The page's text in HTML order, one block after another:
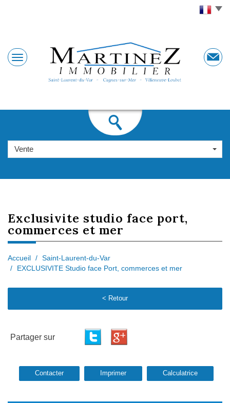
Vente
exclusivite studio face port,
commerces et mer
Accueil
Saint-Laurent-du-Var
EXCLUSIVITE Studio face Port, commerces et mer
< Retour
Partager sur
Contacter Imprimer Calculatrice